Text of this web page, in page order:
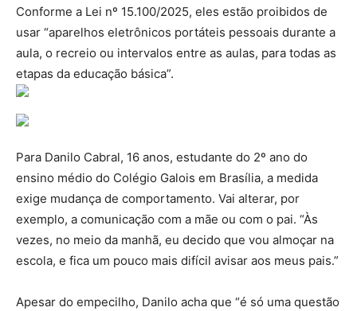
Conforme a Lei nº 15.100/2025, eles estão proibidos de
usar “aparelhos eletrônicos portáteis pessoais durante a
aula, o recreio ou intervalos entre as aulas, para todas as
etapas da educação básica”.
Para Danilo Cabral, 16 anos, estudante do 2º ano do
ensino médio do Colégio Galois em Brasília, a medida
exige mudança de comportamento. Vai alterar, por
exemplo, a comunicação com a mãe ou com o pai. “Às
vezes, no meio da manhã, eu decido que vou almoçar na
escola, e fica um pouco mais difícil avisar aos meus pais.”
Apesar do empecilho, Danilo acha que “é só uma questão